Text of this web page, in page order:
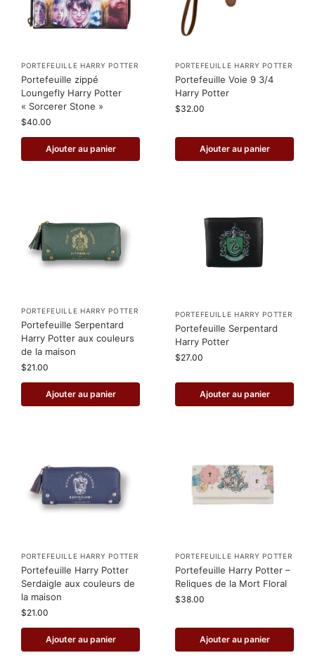
PORTEFEUILLE HARRY POTTER
Portefeuille zippé
Loungefly Harry Potter
« Sorcerer Stone »
$40.00
Ajouter au panier
PORTEFEUILLE HARRY POTTER
Portefeuille Voie 9 3/4
Harry Potter
$32.00
Ajouter au panier
PORTEFEUILLE HARRY POTTER
Portefeuille Serpentard
Harry Potter aux couleurs
de la maison
$21.00
Ajouter au panier
PORTEFEUILLE HARRY POTTER
Portefeuille Serpentard
Harry Potter
$27.00
Ajouter au panier
PORTEFEUILLE HARRY POTTER
Portefeuille Harry Potter
Serdaigle aux couleurs de
la maison
$21.00
Ajouter au panier
PORTEFEUILLE HARRY POTTER
Portefeuille Harry Potter –
Reliques de la Mort Floral
$38.00
Ajouter au panier